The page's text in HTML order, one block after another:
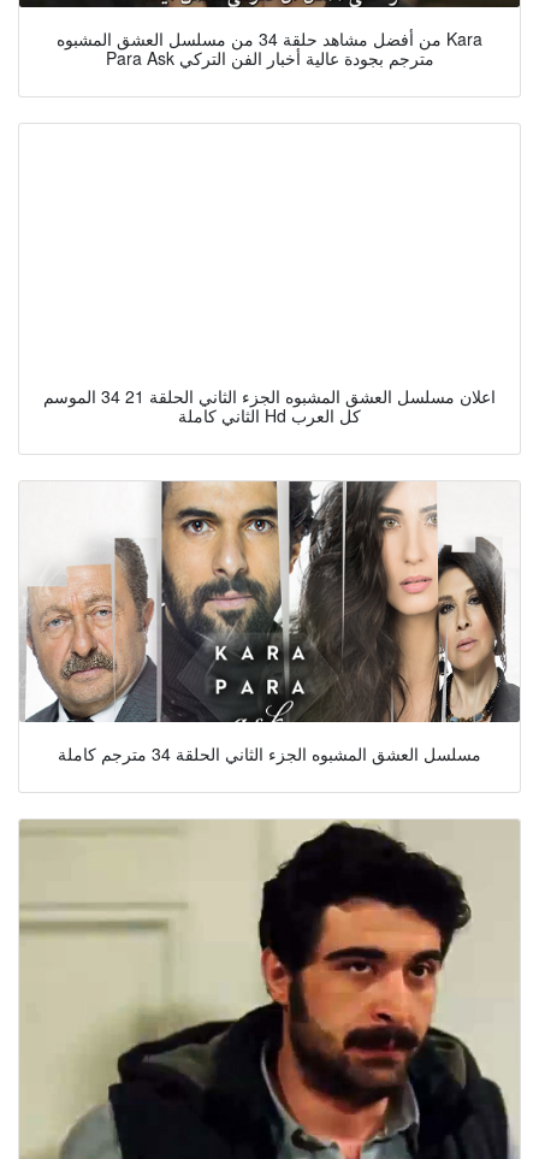
من أفضل مشاهد حلقة 34 من مسلسل العشق المشبوه Kara
Para Ask مترجم بجودة عالية أخبار الفن التركي
اعلان مسلسل العشق المشبوه الجزء الثاني الحلقة 21 34 الموسم
الثاني كاملة Hd كل العرب
مسلسل العشق المشبوه الجزء الثاني الحلقة 34 مترجم كاملة